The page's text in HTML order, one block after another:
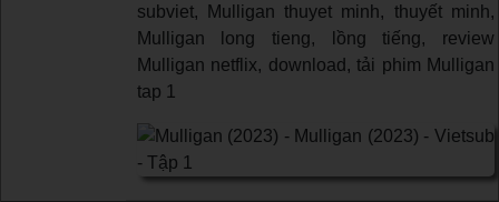
subviet, Mulligan thuyet minh, thuyết minh,
Mulligan long tieng, lồng tiếng, review
Mulligan netflix, download, tải phim Mulligan
tap 1